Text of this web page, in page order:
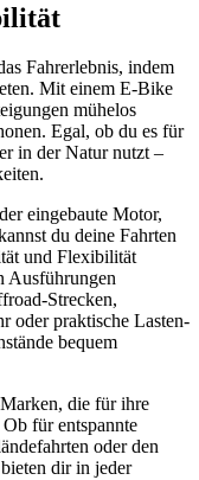
Fahrerlebnis, indem
Mit einem E-Bike
mühelos
Egal, ob du es für
in der Natur nutzt –
eingebaute Motor,
du deine Fahrten
und Flexibilität
Ausführungen
Strecken,
oder praktische Lasten-
bequem
die für ihre
für entspannte
oder den
dir in jeder